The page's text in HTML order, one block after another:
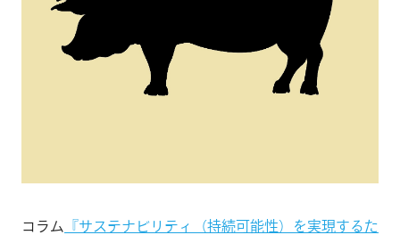
コラム 『サステナビリティ（持続可能性）を実現するた